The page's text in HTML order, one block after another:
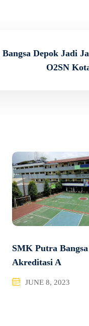
Depok Jadi
O2SN
SMK Putra
Akreditasi A
JUNE 8, 2023